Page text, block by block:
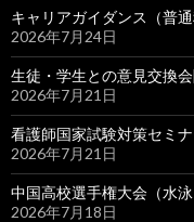
キャリアガイダンス（普通
2026年7月24日
生徒・学生との意見交換
2026年7月21日
看護師国家試験対策セミナ
2026年7月21日
中国高校選手権大会（水泳
2026年7月18日